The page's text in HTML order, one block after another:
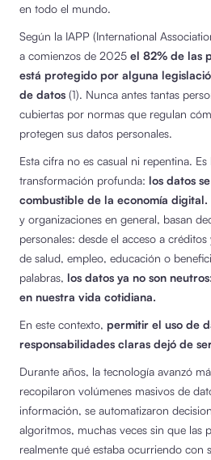
en todo el mundo.
Según la IAPP (International
a comienzos de 2025 el 82% de las
está protegido por alguna
de datos (1). Nunca antes tantas
cubiertas por normas que regulan
protegen sus datos personales.
Esta cifra no es casual ni repentina.
transformación profunda: los datos
combustible de la economía digital.
y organizaciones en general, basan
personales: desde el acceso a
de salud, empleo, educación o
palabras, los datos ya no son
en nuestra vida cotidiana.
En este contexto, permitir el uso de
responsabilidades claras dejó de
Durante años, la tecnología avanzó
recopilaron volúmenes masivos de
información, se automatizaron
algoritmos, muchas veces sin que las
realmente qué estaba ocurriendo con